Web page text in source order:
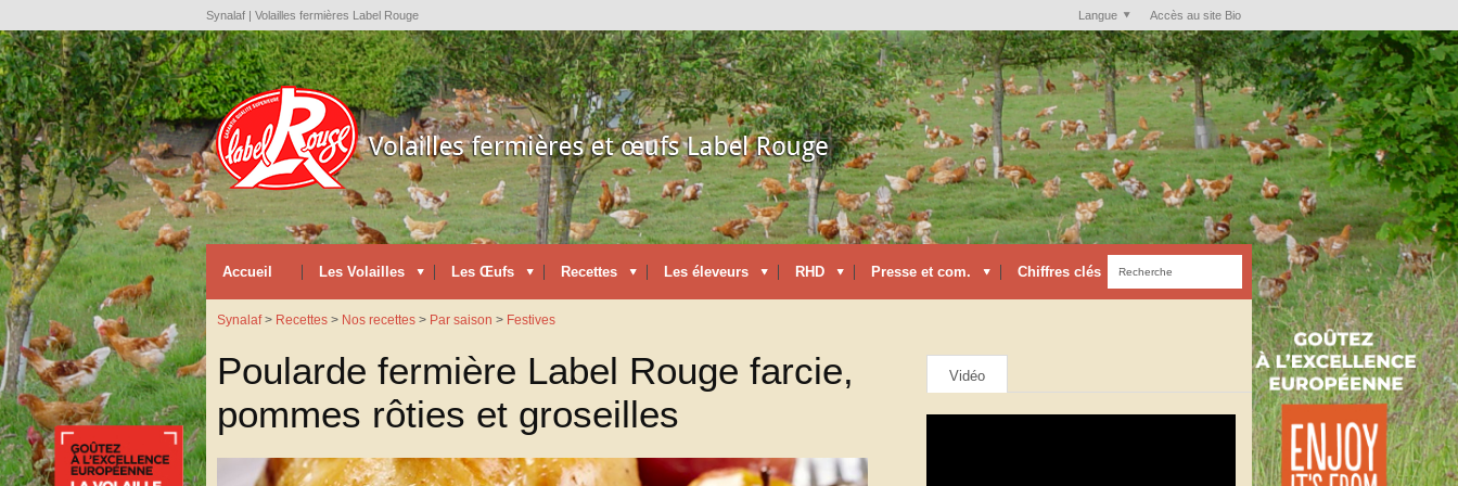
Synalaf | Volailles fermières Label Rouge Langue Accès au site Bio
Accueil Les Volailles Les Œufs Recettes Les éleveurs RHD Presse et com. Chiffres clés
Synalaf> Recettes > Nos recettes > Par saison > Festives
Poularde fermière Label Rouge farcie,
pommes rôties et groseilles
Vidéo